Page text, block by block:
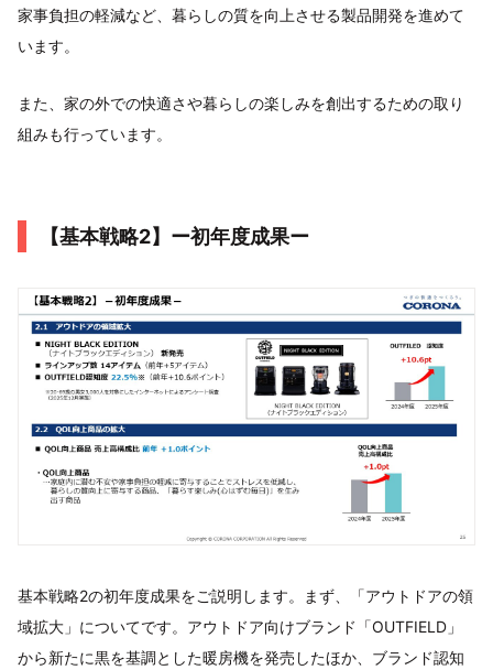
家事負担の軽減など、暮らしの質を向上させる製品開発を進めて
います。
また、家の外での快適さや暮らしの楽しみを創出するための取り
組みも行っています。
【基本戦略2】ー初年度成果ー
基本戦略2の初年度成果をご説明します。まず、「アウトドアの領
域拡大」についてです。アウトドア向けブランド「OUTFIELD」
から新たに黒を基調とした暖房機を発売したほか、ブランド認知